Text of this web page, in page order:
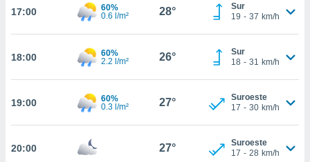
todas
ya sean
nos
en
perfil
y
17:00
60%
0.6 l/m²
28°
Sur
19 - 37 km/h
18:00
60%
2.2 l/m²
26°
Sur
18 - 31 km/h
19:00
60%
0.3 l/m²
27°
Suroeste
17 - 30 km/h
20:00 27°
Suroeste
17 - 28 km/h